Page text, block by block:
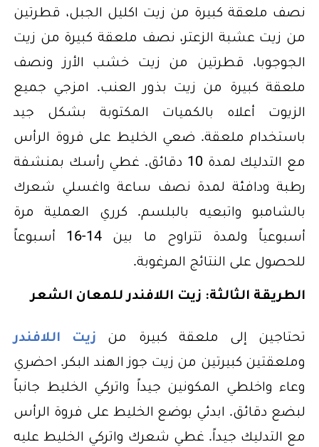
نصف ملعقة كبيرة من زيت اكليل الجبل، قطرتين
من زيت عشبة الزعتر، نصف ملعقة كبيرة من زيت
الجوجوبا، قطرتين من زيت خشب الأرز ونصف
ملعقة كبيرة من زيت بذور العنب. امزجي جميع
الزيوت أعلاه بالكميات المكتوبة بشكل جيد
باستخدام ملعقة. ضعي الخليط على فروة الرأس
مع التدليك لمدة 10 دقائق. غطي رأسك بمنشفة
رطبة ودافئة لمدة نصف ساعة واغسلي شعرك
بالشامبو واتبعيه بالبلسم. كرري العملية مرة
أسبوعياً ولمدة تتراوح ما بين 14-16 أسبوعاً
للحصول على النتائج المرغوبة.
الطريقة الثالثة: زيت اللافندر للمعان الشعر
تحتاجين إلى ملعقة كبيرة من زيت اللافندر
وملعقتين كبيرتين من زيت جوز الهند البكر. احضري
وعاء واخلطي المكونين جيداً واتركي الخليط جانباً
لبضع دقائق. ابدئي بوضع الخليط على فروة الرأس
مع التدليك جيداً. غطي شعرك واتركي الخليط عليه